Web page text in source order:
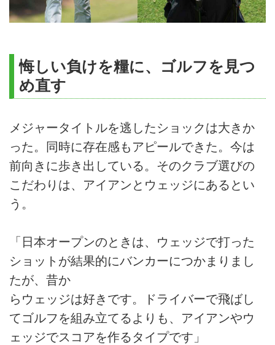
悔しい負けを糧に、ゴルフを見つ
め直す
メジャータイトルを逃したショックは大きか
った。同時に存在感もアピールできた。今は
前向きに歩き出している。そのクラブ選びの
こだわりは、アイアンとウェッジにあるとい
う。
「日本オープンのときは、ウェッジで打った
ショットが結果的にバンカーにつかまりまし
たが、昔か
らウェッジは好きです。ドライバーで飛ばし
てゴルフを組み立てるよりも、アイアンやウ
ェッジでスコアを作るタイプです」